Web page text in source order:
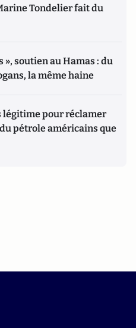
Tondelier fait du
», soutien au Hamas : du
la même haine
légitime pour réclamer
pétrole américains que